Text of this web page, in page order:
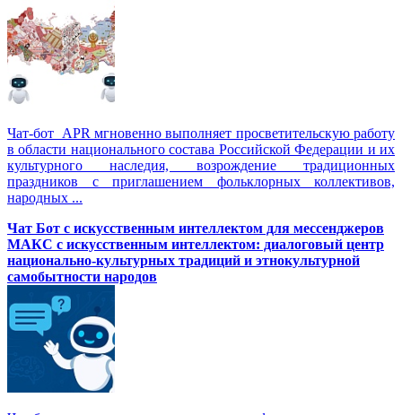
Чат-бот APR мгновенно выполняет просветительскую работу
в области национального состава Российской Федерации и их
культурного наследия, возрождение традиционных
праздников с приглашением фольклорных коллективов,
народных ...
Чат Бот с искусственным интеллектом для мессенджеров
МАКС с искусственным интеллектом: диалоговый центр
национально-культурных традиций и этнокультурной
самобытности народов